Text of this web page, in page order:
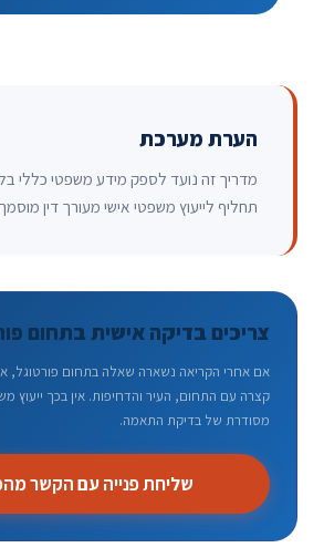
הערת מערכת
מדריך זה נועד לספק מידע משפטי כללי
תחליף לייעוץ משפטי אישי מעורך דין
צריכים בדיקה אישית בתחום
אם אחרי הקריאה נשארה שאלה בתחום פורטוגל,
קצרה עם התחום, העיר והדחיפות. אין בכך ייעוץ
מסודרת של בדיקת התאמה.
שליחת פנייה עם הקשר